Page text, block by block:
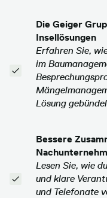
Die Geiger
Insellösungen
Erfahren Sie,
im
Lösung
Bessere
Lesen Sie, wie
und klare
und Telefonate